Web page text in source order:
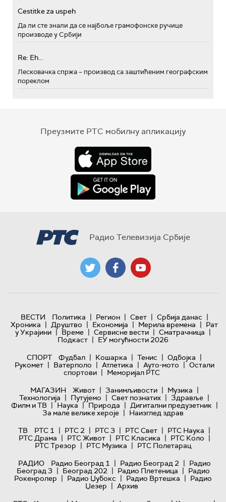
Cestitke za uspeh
Да ли сте знали да се најбоље грамофонске ручице
производе у Србији
Re: Eh...
Лесковачка спржа – производ са заштићеним географским
пореклом
Преузмите РТС мобилну апликацију
Радио Телевизија Србије
ВЕСТИ Политика | Регион | Свет | Србија данас |
Хроника | Друштво | Економија | Мерила времена | Рат
у Украјини | Време | Сервисне вести | Сматрачница |
Подкаст | ЕУ могућности 2026
СПОРТ
Фудбал | Кошарка | Тенис | Одбојка |
Рукомет | Ватерполо | Атлетика | Ауто-мото | Остали
спортови | Меморијал РТС
МАГАЗИН
Живот | Занимљивости | Музика |
Технологијa | Путујемо | Свет познатих | Здравље |
Филм и ТВ | Наука | Природа | Дигитални предузетник |
За мале велике хероје | Наизглед здрав
ТВ
РТС 1 | РТС 2 | РТС 3 | РТС Свет | РТС Наука |
РТС Драма | РТС Живот | РТС Класика | РТС Коло |
РТС Трезор | РТС Музика | РТС Полетарац
РАДИО
Радио Београд 1 | Радио Београд 2 | Радио
Београд 3 | Београд 202 | Радио Плетеница | Радио
Рокенролер | Радио Џубокс | Радио Вртешка | Радио
Џезер | Архив